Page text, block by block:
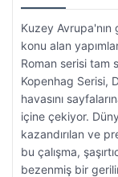
Kuzey Avrupa'nın
konu alan
Roman serisi tam
Kopenhag Serisi,
havasını
içine çekiyor.
kazandırılan ve
bu çalışma,
bezenmiş bir